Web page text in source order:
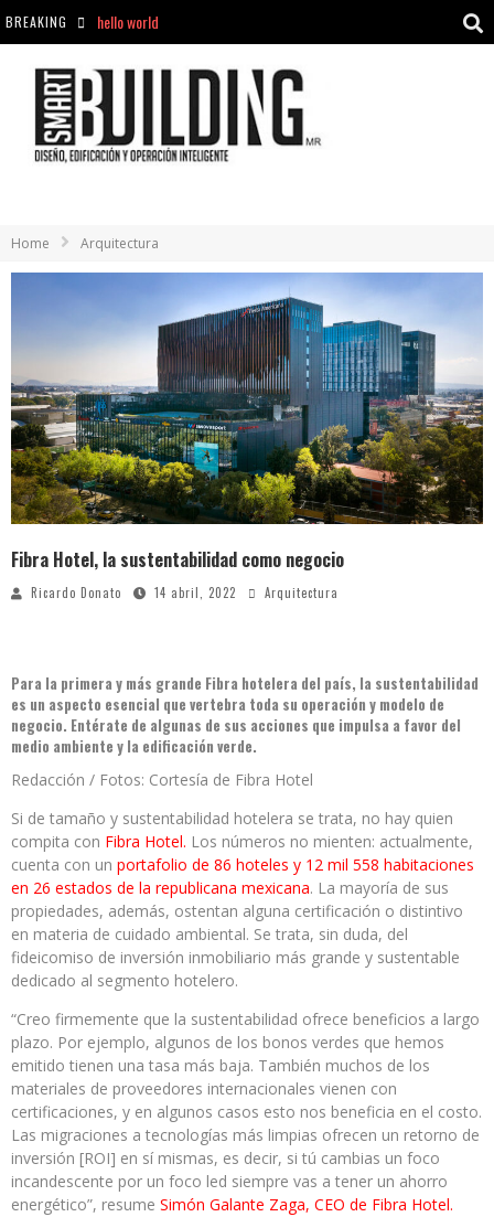
BREAKING
hello world
hello world
Home Arquitectura
Fibra Hotel, la sustentabilidad como negocio
Ricardo Donato 14 abril, 2022 Arquitectura
Para la primera y más grande Fibra hotelera del país, la sustentabilidad
es un aspecto esencial que vertebra toda su operación y modelo de
negocio. Entérate de algunas de sus acciones que impulsa a favor del
medio ambiente y la edificación verde.
Redacción / Fotos: Cortesía de Fibra Hotel
Si de tamaño y sustentabilidad hotelera se trata, no hay quien
compita con Fibra Hotel. Los números no mienten: actualmente,
cuenta con un portafolio de 86 hoteles y 12 mil 558 habitaciones
en 26 estados de la republicana mexicana. La mayoría de sus
propiedades, además, ostentan alguna certificación o distintivo
en materia de cuidado ambiental. Se trata, sin duda, del
fideicomiso de inversión inmobiliario más grande y sustentable
dedicado al segmento hotelero.
“Creo firmemente que la sustentabilidad ofrece beneficios a largo
plazo. Por ejemplo, algunos de los bonos verdes que hemos
emitido tienen una tasa más baja. También muchos de los
materiales de proveedores internacionales vienen con
certificaciones, y en algunos casos esto nos beneficia en el costo.
Las migraciones a tecnologías más limpias ofrecen un retorno de
inversión [ROI] en sí mismas, es decir, si tú cambias un foco
incandescente por un foco led siempre vas a tener un ahorro
energético”, resume Simón Galante Zaga, CEO de Fibra Hotel.